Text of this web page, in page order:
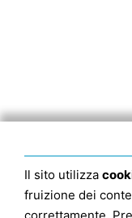
Il sito utilizza
fruizione dei